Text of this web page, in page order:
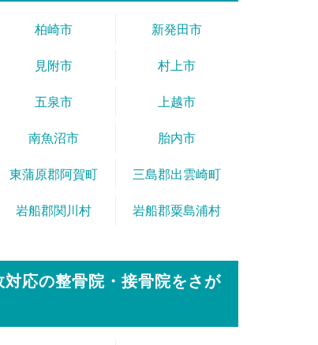
柏崎市 新発田市
見附市 村上市
五泉市 上越市
南魚沼市 胎内市
東蒲原郡阿賀町 三島郡出雲崎町
岩船郡関川村 岩船郡粟島浦村
応の整骨院・接骨院をさが